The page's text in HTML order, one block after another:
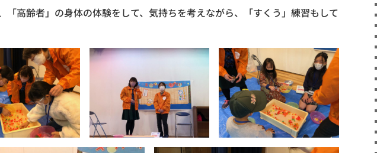
「高齢者」の身体の体験をして、気持ちを考えながら、「すくう」練習もして